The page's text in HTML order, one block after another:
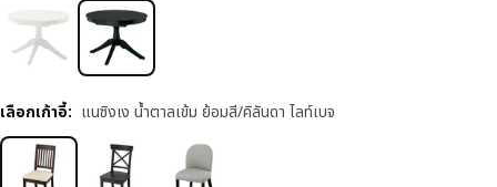
เลือกเก้าอี้: แนซิงเง น้ำตาลเข้ม ย้อมสี/คิลันดา ไลท์เบจ